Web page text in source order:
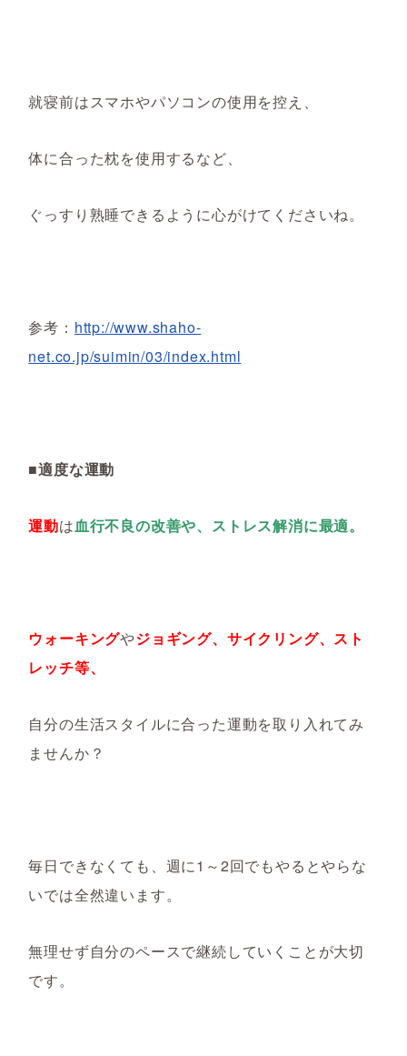
就寝前はスマホやパソコンの使用を控え、
体に合った枕を使用するなど、
ぐっすり熟睡できるように心がけてくださいね。
参考： http://www.shaho-
net.co.jp/suimin/03/index.html
■適度な運動
運動は血行不良の改善や、ストレス解消に最適。
ウォーキングやジョギング、サイクリング、スト
レッチ等、
自分の生活スタイルに合った運動を取り入れてみ
ませんか？
毎日できなくても、週に1～2回でもやるとやらな
いでは全然違います。
無理せず自分のペースで継続していくことが大切
です。